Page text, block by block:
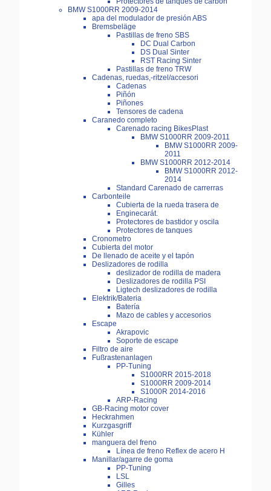
BMW S1000RR 2009-2014
apa del modulador de presión ABS
Bremsbeläge
Pastillas de freno SBS
DC Dual Carbon
DS Dual Sinter
RST Racing Sinter
Pastillas de freno TRW
Cadenas, ruedas,-ritzel/accesori
Cadenas
Piñón
Piñones
Tensores de cadena
Caranedo completo
Carenado racing BikesPlast
BMW S1000RR 2009-2011
BMW S1000RR 2009-
2011
BMW S1000RR 2012-2014
BMW S1000RR 2012-
2014
Standard Carenado de carrerras
Carbonteile
Cubierta de la rueda trasera de
Enginecarát.
Protectores de bastidor y oscila
Protectores de tanques
Cronometro
Cubierta del motor
De llenado de aceite y el tapón
Deslizadores de rodilla
deslizador de rodilla de madera
Deslizadores de rodilla PSI
Ligtech deslizadores de rodilla
Elektrik/Bateria
Batería
Mazo de cables y accesorios
Escape
Akrapovic
Soporte de escape
Filtro de aire
Fußrastenanlagen
PP-Tuning
S1000RR 2015-2018
S1000RR 2009-2014
S1000R 2014-2016
ARP-Racing
GB-Racing motor cover
Heckrahmen
Kurzgasgriff
Kühler
manguera del freno
Línea de freno Reflex de acero H
Manillar/agarre de goma
PP-Tuning
LSL
Gilles